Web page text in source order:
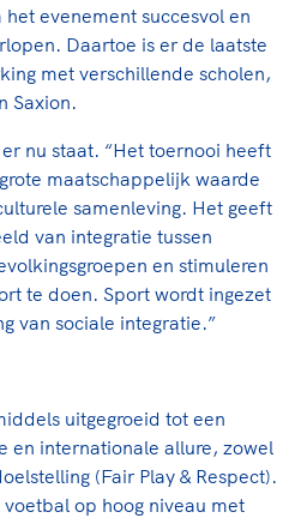
evenement succesvol en
Daartoe is er de laatste
met verschillende scholen,
Saxion.
nu staat. “Het toernooi heeft
maatschappelijk waarde
samenleving. Het geeft
van integratie tussen
en stimuleren
te doen. Sport wordt ingezet
van sociale integratie.”
uitgegroeid tot een
en internationale allure, zowel
(Fair Play & Respect).
op hoog niveau met